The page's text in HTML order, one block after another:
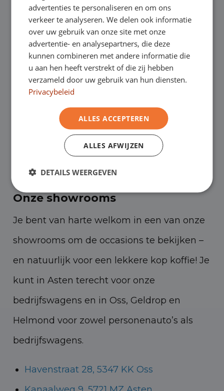
zo’n 950 personen- en bedrijfswagens op
voorraad.
Laagste prijsgarantie
Online kopen, niet goed geld terug
Financial lease – Soepele acceptatie
Gratis thuisbezorgd bij online aankoop
Onze showrooms
Je bent van harte welkom in een van onze
showrooms om de occasions te bekijken –
en natuurlijk voor een lekkere kop koffie! Je
kunt in Asten terecht voor onze
bedrijfswagens en in Oss, Geldrop en
Helmond voor zowel personenauto’s als
bedrijfswagens.
Havenstraat 28, 5347 KK Oss
advertenties te personaliseren en om ons
verkeer te analyseren. We delen ook informatie
over uw gebruik van onze site met onze
advertentie- en analysepartners, die deze
kunnen combineren met andere informatie die
u aan hen heeft verstrekt of die zij hebben
verzameld door uw gebruik van hun diensten.
Privacybeleid
ALLES ACCEPTEREN
ALLES AFWIJZEN
DETAILS WEERGEVEN